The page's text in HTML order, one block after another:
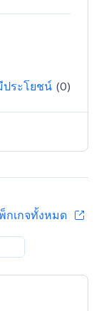
ประโยชน์ (0)
กเกจทั้งหมด